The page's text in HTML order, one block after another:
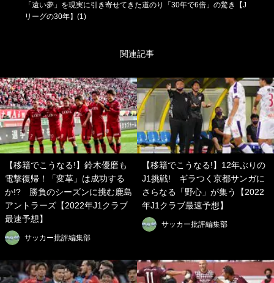
「遠い夢」を現実に引き寄せてきた道のり「30年で6倍」の驚き【J
リーグの30年】(1)
関連記事
【移籍でこうなる!】鈴木優磨も
電撃復帰！「変革」は成功する
か!? 勝負のシーズンに挑む鹿島
アントラーズ【2022年J1クラブ
最速予想】
サッカー批評編集部
【移籍でこうなる!】12年ぶりの
J1挑戦! ギラつく京都サンガに
さらなる「野心」が集う【2022
年J1クラブ最速予想】
サッカー批評編集部